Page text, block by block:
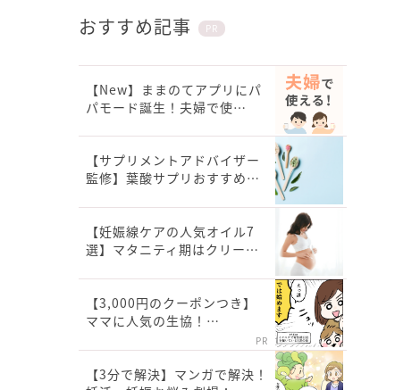
おすすめ記事 PR
【New】ままのてアプリにパ
パモード誕生！夫婦で使…
【サプリメントアドバイザー
監修】葉酸サプリおすすめ…
【妊娠線ケアの人気オイル7
選】マタニティ期はクリー…
【3,000円のクーポンつき】
ママに人気の生協！…
PR
【3分で解決】マンガで解決！